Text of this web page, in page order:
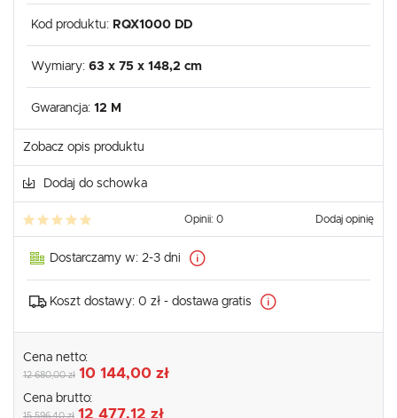
Kod produktu: RQX1000 DD
Wymiary: 63 x 75 x 148,2 cm
Gwarancja: 12 M
Zobacz opis produktu
Dodaj do schowka
Opinii: 0 Dodaj opinię
Dostarczamy w: 2-3 dni
Koszt dostawy: 0 zł - dostawa gratis
Cena netto:
12 680,00 zł 10 144,00 zł
Cena brutto:
12 477,12 zł